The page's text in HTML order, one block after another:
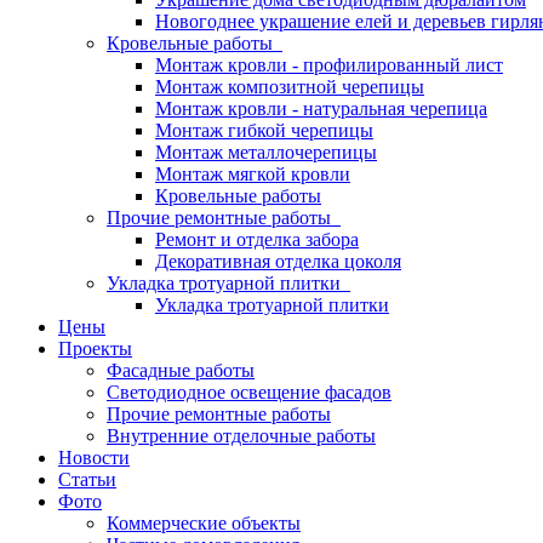
Новогоднее украшение елей и деревьев
Кровельные работы
Монтаж кровли - профилированный лист
Монтаж композитной черепицы
Монтаж кровли - натуральная черепица
Монтаж гибкой черепицы
Монтаж металлочерепицы
Монтаж мягкой кровли
Кровельные работы
Прочие ремонтные работы
Ремонт и отделка забора
Декоративная отделка цоколя
Укладка тротуарной плитки
Укладка тротуарной плитки
Цены
Проекты
Фасадные работы
Светодиодное освещение фасадов
Прочие ремонтные работы
Внутренние отделочные работы
Новости
Статьи
Фото
Коммерческие объекты